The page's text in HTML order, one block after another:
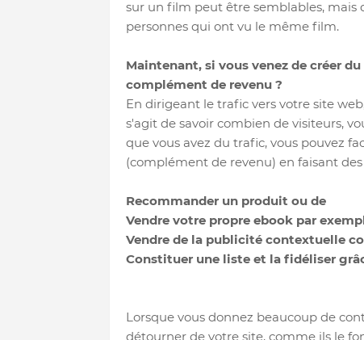
sur un film peut être semblables, mais
personnes qui ont vu le même film.
Maintenant, si vous venez de créer
complément de revenu ?
En dirigeant le trafic vers votre site
s'agit de savoir combien de visiteurs,
que vous avez du trafic, vous pouvez
(complément de revenu) en faisant
Recommander un produit ou de
Vendre votre propre ebook par
Vendre de la publicité contextuelle
Constituer une liste et la fidéliser
Lorsque vous donnez beaucoup de
détourner de votre site, comme ils le